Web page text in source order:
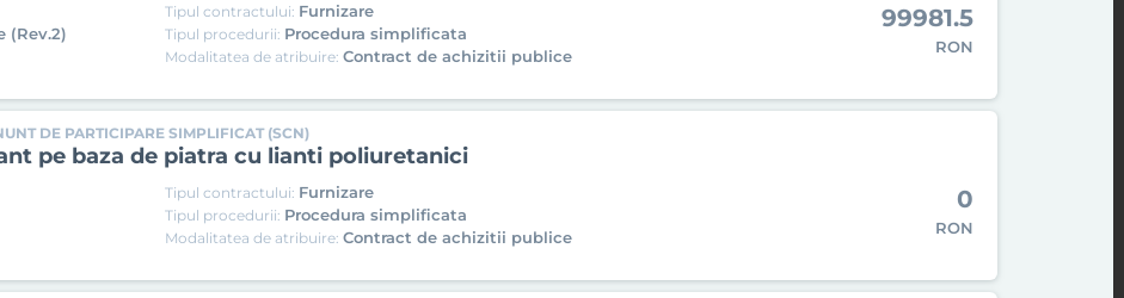
(Rev.2)
Tipul contractului: Furnizare
Tipul procedurii: Procedura simplificata
Modalitatea de atribuire:Contract de achizitii publice
99981.5
RON
DE PARTICIPARE SIMPLIFICAT (SCN)
pe baza de piatra cu lianti poliuretanici
Tipul contractului: Furnizare
Tipul procedurii: Procedura simplificata
Modalitatea de atribuire:Contract de achizitii publice
0
RON